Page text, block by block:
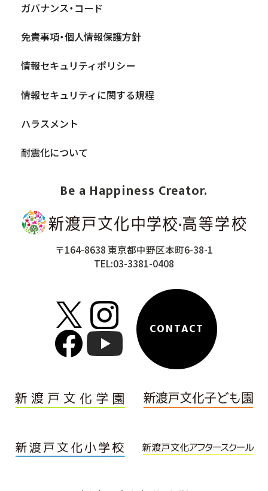
Be a Happiness Creator.
〒164-8638 東京都中野区本町6-38-1
TEL:03-3381-0408
CONTACT
ガバナンス・コード
免責事項・個人情報保護方針
情報セキュリティポリシー
情報セキュリティに関する規程
ハラスメント
耐震化について